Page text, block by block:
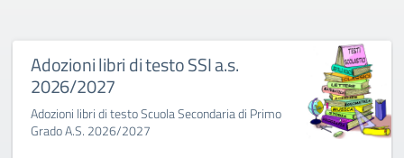
Adozioni libri di testo SSI a.s.
2026/2027
Adozioni libri di testo Scuola Secondaria di Primo
Grado A.S. 2026/2027